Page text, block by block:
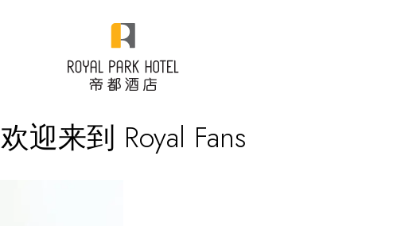
欢迎来到 Royal Fans